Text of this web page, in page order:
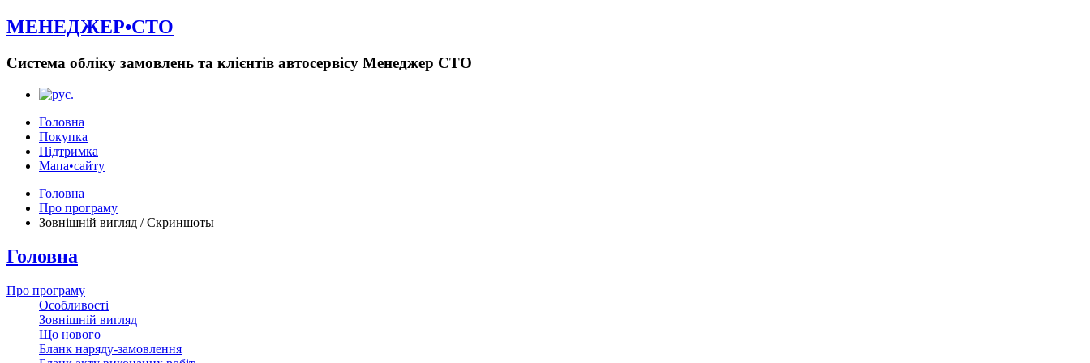
МЕНЕДЖЕР•СТО
Система обліку замовлень та клієнтів автосервісу Менеджер СТО
Головна
Покупка
Підтримка
Мапа•сайту
Головна
Про програму
Зовнішній вигляд / Скриншоты
Головна
Про програму
Особливості
Зовнішній вигляд
Що нового
Бланк наряду-замовлення